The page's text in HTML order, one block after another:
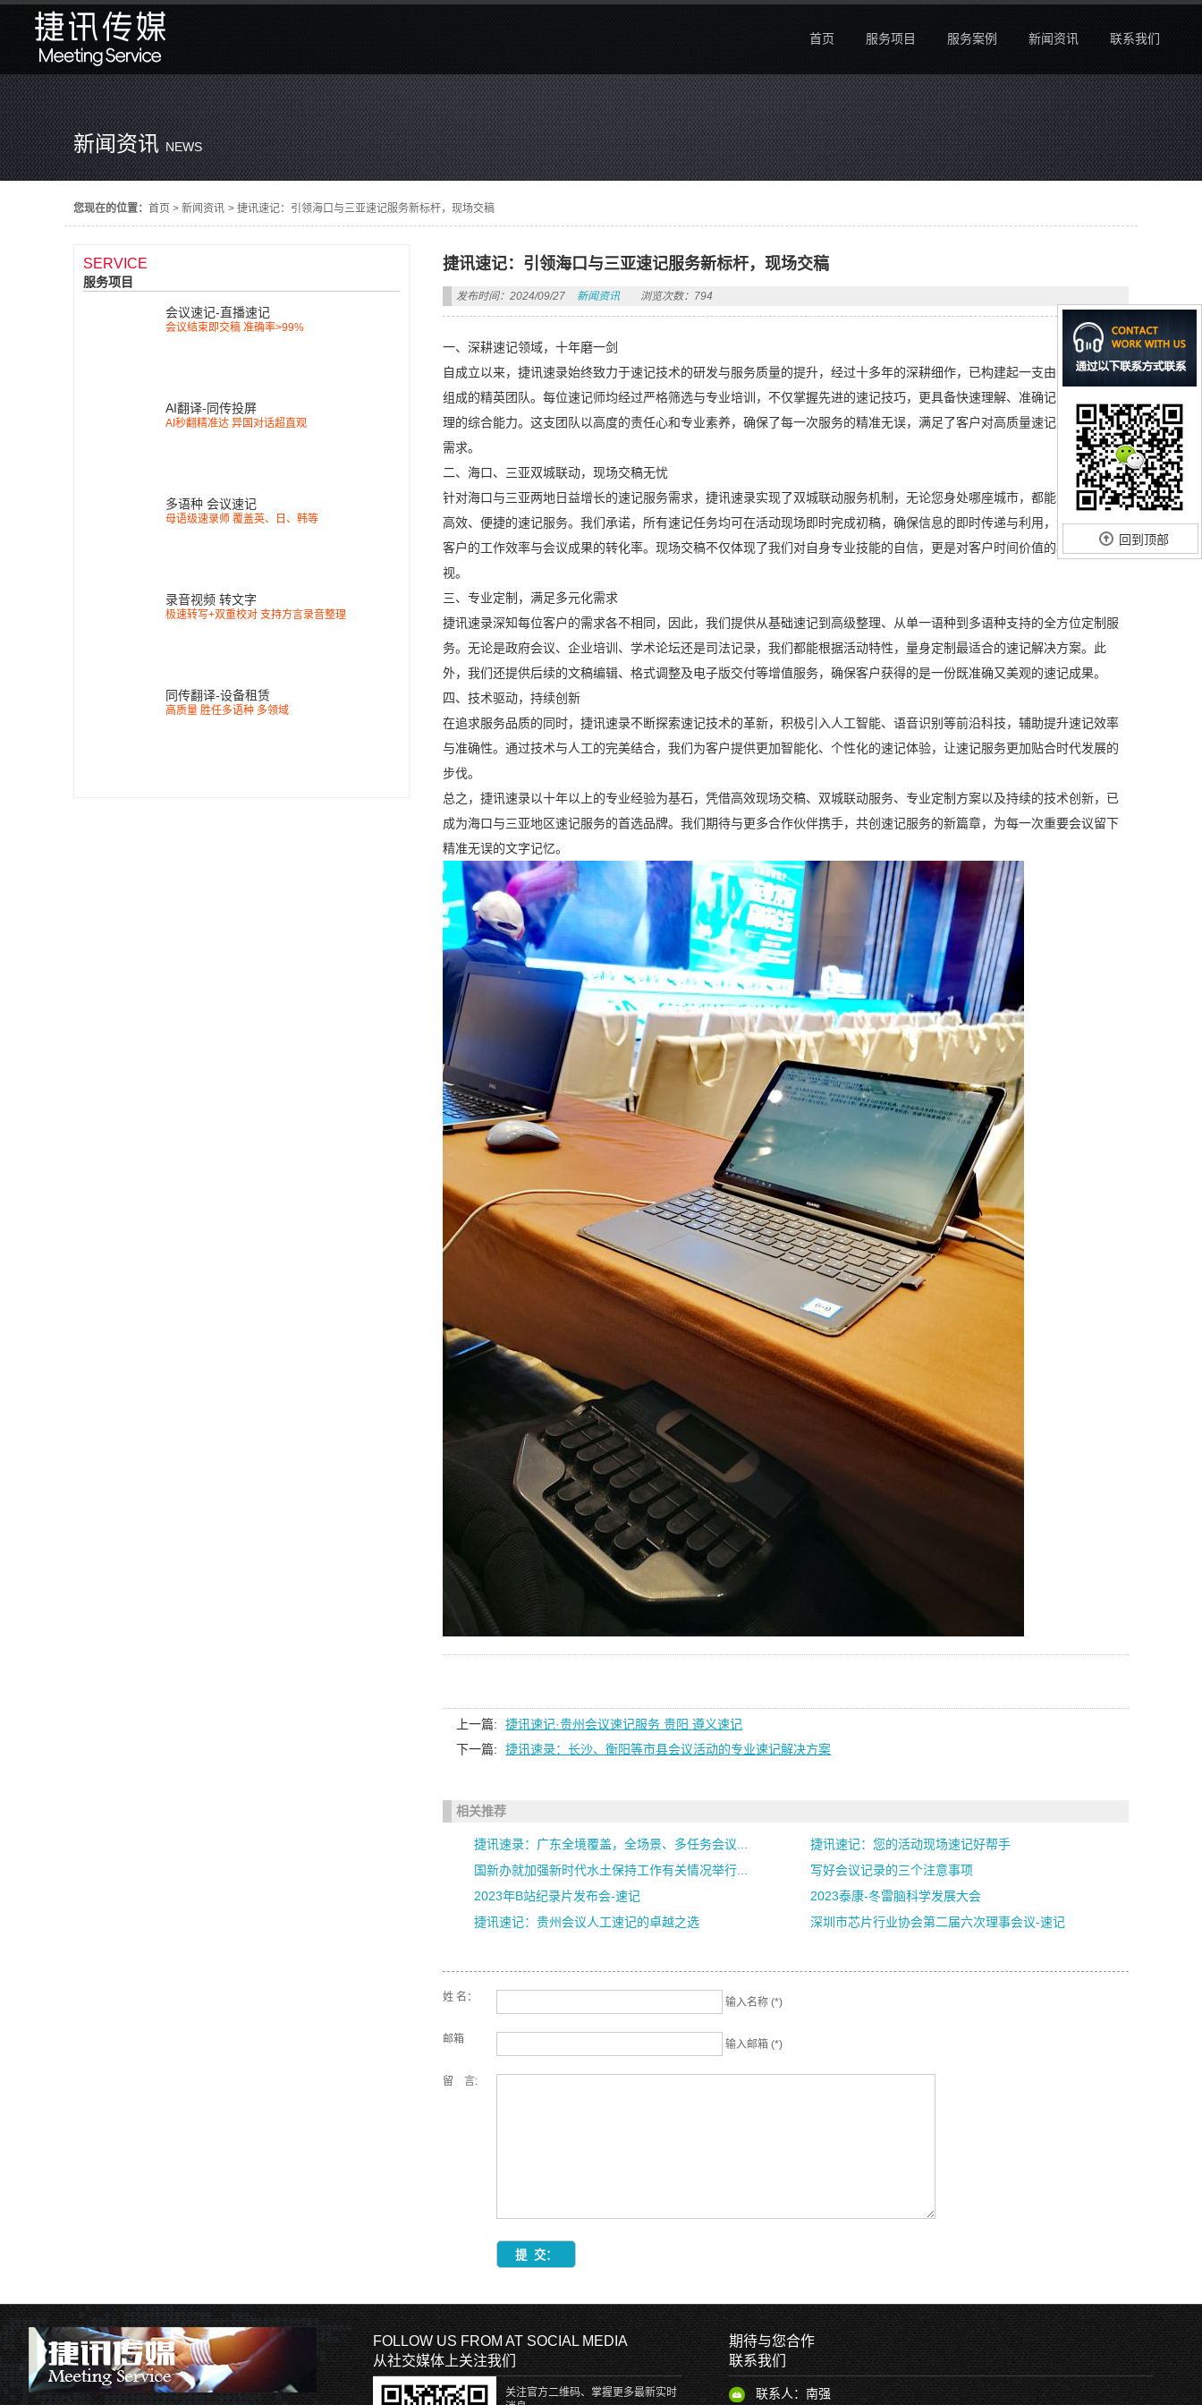
首页 服务项目 服务案例 新闻资讯 联系我们
新闻资讯NEWS
您现在的位置： 首页 > 新闻资讯 > 捷讯速记：引领海口与三亚速记服务新标杆，现场交稿
SERVICE
服务项目
会议速记-直播速记
会议结束即交稿 准确率>99%
AI翻译-同传投屏
AI秒翻精准达 异国对话超直观
多语种 会议速记
母语级速录师 覆盖英、日、韩等
录音视频 转文字
极速转写+双重校对 支持方言录音整理
同传翻译-设备租赁
高质量 胜任多语种 多领域
捷讯速记：引领海口与三亚速记服务新标杆，现场交稿
发布时间：2024/09/27 新闻资讯 浏览次数：794
一、深耕速记领域，十年磨一剑
自成立以来，捷讯速录始终致力于速记技术的研发与服务质量的提升，经过十多年的深耕细作，已构建起一支由资深速记师
组成的精英团队。每位速记师均经过严格筛选与专业培训，不仅掌握先进的速记技巧，更具备快速理解、准确记录及高效整
理的综合能力。这支团队以高度的责任心和专业素养，确保了每一次服务的精准无误，满足了客户对高质量速记文档的迫切
需求。
二、海口、三亚双城联动，现场交稿无忧
针对海口与三亚两地日益增长的速记服务需求，捷讯速录实现了双城联动服务机制，无论您身处哪座城市，都能享受到同样
高效、便捷的速记服务。我们承诺，所有速记任务均可在活动现场即时完成初稿，确保信息的即时传递与利用，大大提升了
客户的工作效率与会议成果的转化率。现场交稿不仅体现了我们对自身专业技能的自信，更是对客户时间价值的尊重与珍
视。
三、专业定制，满足多元化需求
捷讯速录深知每位客户的需求各不相同，因此，我们提供从基础速记到高级整理、从单一语种到多语种支持的全方位定制服
务。无论是政府会议、企业培训、学术论坛还是司法记录，我们都能根据活动特性，量身定制最适合的速记解决方案。此
外，我们还提供后续的文稿编辑、格式调整及电子版交付等增值服务，确保客户获得的是一份既准确又美观的速记成果。
四、技术驱动，持续创新
在追求服务品质的同时，捷讯速录不断探索速记技术的革新，积极引入人工智能、语音识别等前沿科技，辅助提升速记效率
与准确性。通过技术与人工的完美结合，我们为客户提供更加智能化、个性化的速记体验，让速记服务更加贴合时代发展的
步伐。
总之，捷讯速录以十年以上的专业经验为基石，凭借高效现场交稿、双城联动服务、专业定制方案以及持续的技术创新，已
成为海口与三亚地区速记服务的首选品牌。我们期待与更多合作伙伴携手，共创速记服务的新篇章，为每一次重要会议留下
精准无误的文字记忆。
上一篇:
捷讯速记·贵州会议速记服务 贵阳 遵义速记
下一篇:
捷讯速录：长沙、衡阳等市县会议活动的专业速记解决方案
相关推荐
捷讯速录：广东全境覆盖，全场景、多任务会议...
捷讯速记：您的活动现场速记好帮手
国新办就加强新时代水土保持工作有关情况举行...
写好会议记录的三个注意事项
2023年B站纪录片发布会-速记
2023泰康-冬雷脑科学发展大会
捷讯速记：贵州会议人工速记的卓越之选
深圳市芯片行业协会第二届六次理事会议-速记
姓 名： 输入名称 (*)
邮箱 输入邮箱 (*)
留 言:
FOLLOW US FROM AT SOCIAL MEDIA
从社交媒体上关注我们
关注官方二维码、掌握更多最新实时
期待与您合作
联系我们
联系人：南强
回到顶部